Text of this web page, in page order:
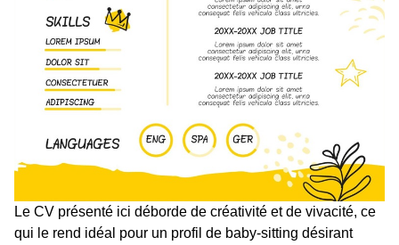
Le CV présenté ici déborde de créativité et de vivacité, ce
qui le rend idéal pour un profil de baby-sitting désirant